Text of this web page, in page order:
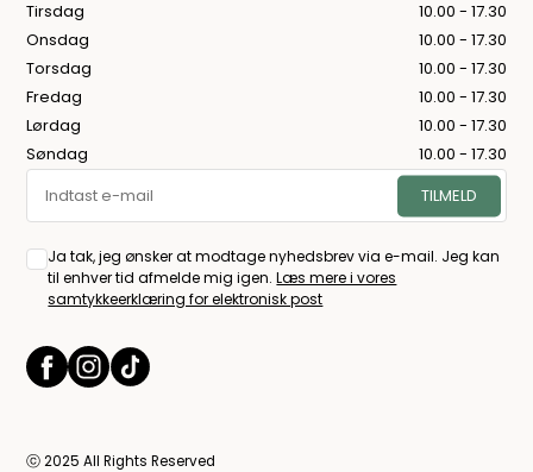
Tirsdag
10.00 - 17.30
Onsdag
10.00 - 17.30
Torsdag
10.00 - 17.30
Fredag
10.00 - 17.30
Lørdag
10.00 - 17.30
Søndag
10.00 - 17.30
Ja tak, jeg ønsker at modtage nyhedsbrev via e-mail. Jeg kan
til enhver tid afmelde mig igen.Læs mere i vores
samtykkeerklæring for elektronisk post
ⓒ 2025 All Rights Reserved